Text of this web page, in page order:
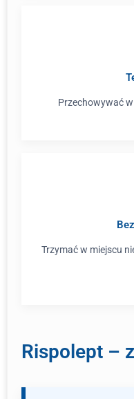
Przechowywać
Trzymać w miejscu
Rispolept –